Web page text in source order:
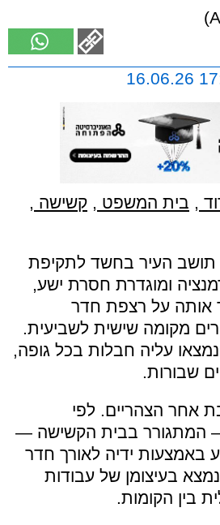
, בית המשפט , קשישה ,
העיר בחשד לתקיפת
ומוגדרת חסרת ישע,
אותה על רצפת חדר
מקומה שישית לשביעית.
עליה חבלות בכל גופה,
שבורות.
אחר הצהריים. לפי
המתגורר בבית הקשישה —
באמצעות ידיה לאורך חדר
בעיצומן של עבודות